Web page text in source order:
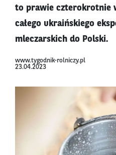
to prawie czterokrotnie
całego ukraińskiego
mleczarskich do Polski.
www.tygodnik-rolniczy.pl
23.04.2023